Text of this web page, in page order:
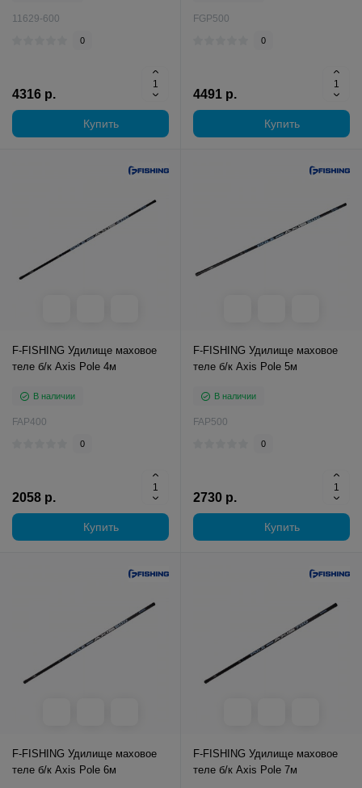
11629-600
0
4316 р.
Купить
FGP500
0
4491 р.
Купить
F-FISHING Удилище маховое
теле б/к Axis Pole 4м
В наличии
FAP400
0
2058 р.
Купить
F-FISHING Удилище маховое
теле б/к Axis Pole 5м
В наличии
FAP500
0
2730 р.
Купить
F-FISHING Удилище маховое
теле б/к Axis Pole 6м
F-FISHING Удилище маховое
теле б/к Axis Pole 7м